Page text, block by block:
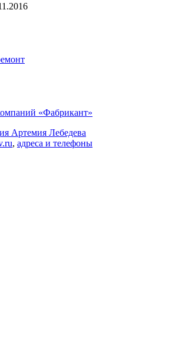
«Фабрикант»
Артемия Лебедева
, адреса и телефоны